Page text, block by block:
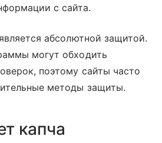
с сайта.
абсолютной защитой.
могут обходить
поэтому сайты часто
методы защиты.
капча